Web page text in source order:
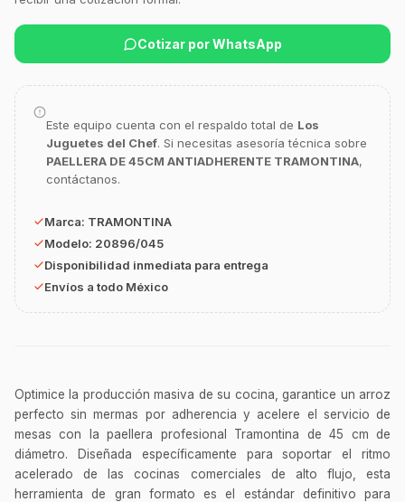
Cotizar por WhatsApp
Este equipo cuenta con el respaldo total de Los
Juguetes del Chef. Si necesitas asesoría técnica sobre
PAELLERA DE 45CM ANTIADHERENTE TRAMONTINA,
contáctanos.
Marca: TRAMONTINA
Modelo: 20896/045
Disponibilidad inmediata para entrega
Envíos a todo México
Optimice la producción masiva de su cocina, garantice un arroz
perfecto sin mermas por adherencia y acelere el servicio de
mesas con la paellera profesional Tramontina de 45 cm de
diámetro. Diseñada específicamente para soportar el ritmo
acelerado de las cocinas comerciales de alto flujo, esta
herramienta de gran formato es el estándar definitivo para
GastroBot
Asesor Chef Online
de cocina profesional de GastroArt.
¿En qué te puedo apoyar hoy con tu
equipamiento o utensilios?